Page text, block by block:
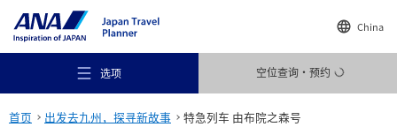
China
选项 空位查询・预约
首页 出发去九州，探寻新故事 特急列车 由布院之森号